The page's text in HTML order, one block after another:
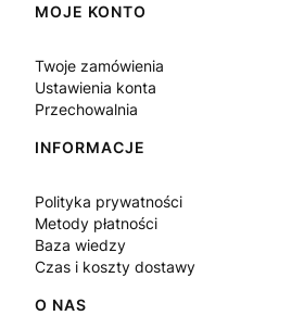
MOJE KONTO
Twoje zamówienia
Ustawienia konta
Przechowalnia
INFORMACJE
Polityka prywatności
Metody płatności
Baza wiedzy
Czas i koszty dostawy
O NAS